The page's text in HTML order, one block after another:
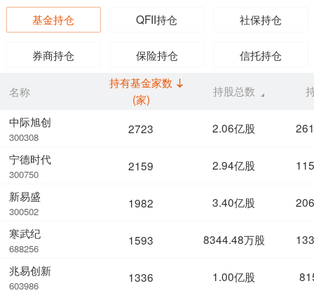
基金持仓 QFII持仓 社保持仓
券商持仓 保险持仓 信托持仓
名称
中际旭创
300308
宁德时代
300750
新易盛
300502
寒武纪
688256
兆易创新
603986
持有基金家数
(家)
持股总数
2723 2.06亿股
2159 2.94亿股
1982 3.40亿股
1593 8344.48万股
1336 1.00亿股